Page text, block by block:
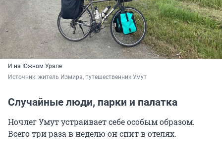
И на Южном Урале
Источник: житель Измира, путешественник Умут
Случайные люди, парки и палатка
Ночлег Умут устраивает себе особым образом.
Всего три раза в неделю он спит в отелях.